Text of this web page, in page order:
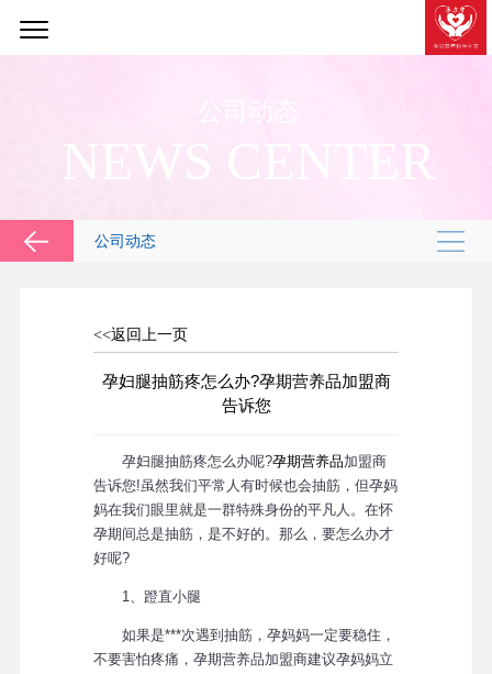
公司动态
NEWS CENTER
公司动态
<<返回上一页
孕妇腿抽筋疼怎么办?孕期营养品加盟商
告诉您
孕妇腿抽筋疼怎么办呢?孕期营养品加盟商
告诉您!虽然我们平常人有时候也会抽筋，但孕妈
妈在我们眼里就是一群特殊身份的平凡人。在怀
孕期间总是抽筋，是不好的。那么，要怎么办才
好呢?
1、蹬直小腿
如果是***次遇到抽筋，孕妈妈一定要稳住，
不要害怕疼痛，孕期营养品加盟商建议孕妈妈立